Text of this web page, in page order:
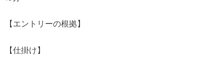
【エントリーの根拠】
【仕掛け】